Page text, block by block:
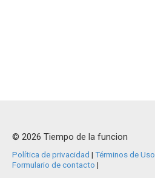
© 2026 Tiempo de la funcion
Política de privacidad | Términos de Uso
Formulario de contacto |